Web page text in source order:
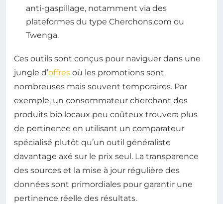
anti-gaspillage, notamment via des
plateformes du type Cherchons.com ou
Twenga.
Ces outils sont conçus pour naviguer dans une
jungle d’offres où les promotions sont
nombreuses mais souvent temporaires. Par
exemple, un consommateur cherchant des
produits bio locaux peu coûteux trouvera plus
de pertinence en utilisant un comparateur
spécialisé plutôt qu’un outil généraliste
davantage axé sur le prix seul. La transparence
des sources et la mise à jour régulière des
données sont primordiales pour garantir une
pertinence réelle des résultats.